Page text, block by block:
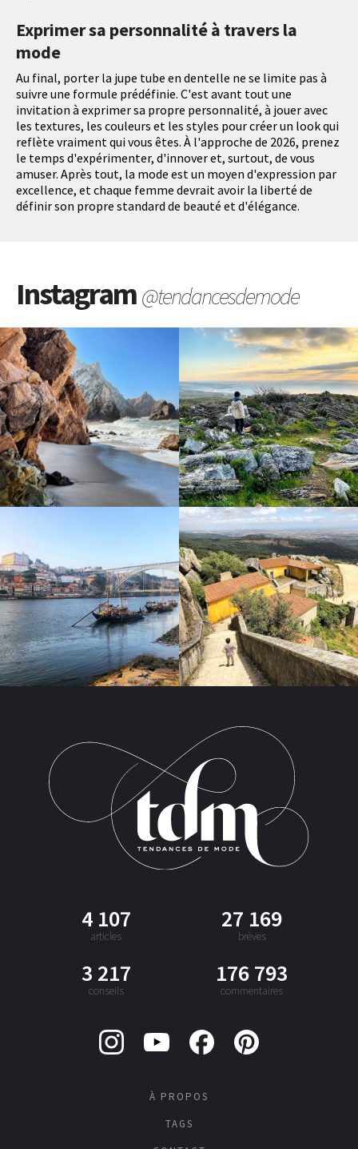
Exprimer sa personnalité à travers la
mode
Au final, porter la jupe tube en dentelle ne se limite pas à
suivre une formule prédéfinie. C'est avant tout une
invitation à exprimer sa propre personnalité, à jouer avec
les textures, les couleurs et les styles pour créer un look qui
reflète vraiment qui vous êtes. À l'approche de 2026, prenez
le temps d'expérimenter, d'innover et, surtout, de vous
amuser. Après tout, la mode est un moyen d'expression par
excellence, et chaque femme devrait avoir la liberté de
définir son propre standard de beauté et d'élégance.
Instagram@tendancesdemode
4 107
articles
27 169
brèves
3 217
conseils
176 793
commentaires
À PROPOS
TAGS